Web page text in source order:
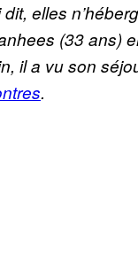
elles
(33 ans)
il a vu son
.